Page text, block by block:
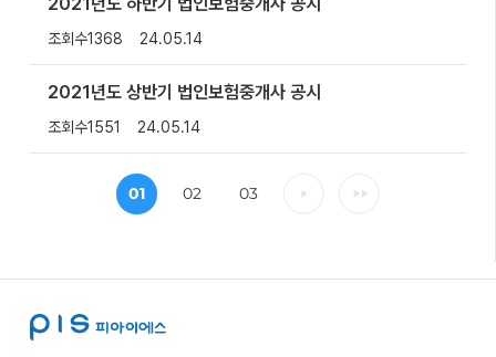
조회수1368 24.05.14
2021년도 상반기 법인보험중개사 공시
조회수1551 24.05.14
01 02 03